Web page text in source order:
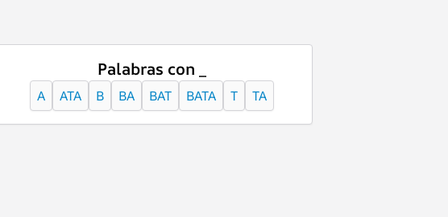
Palabras con _
A ATA B BA BAT BATA T TA